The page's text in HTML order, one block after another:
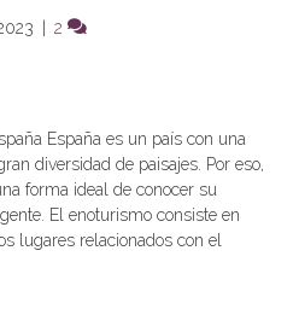
2
España es un país con una
diversidad de paisajes. Por eso,
forma ideal de conocer su
El enoturismo consiste en
lugares relacionados con el